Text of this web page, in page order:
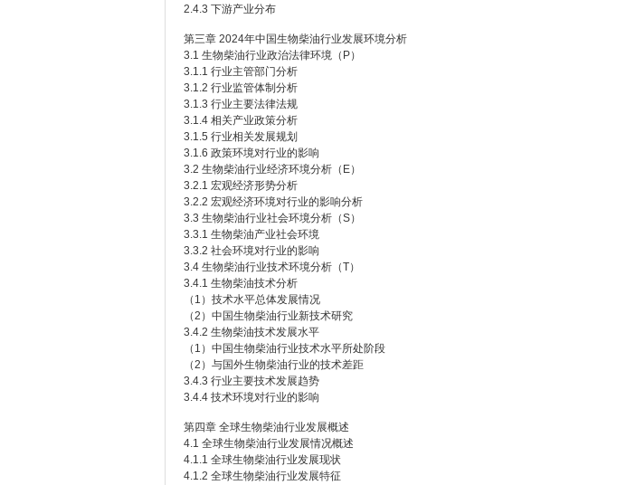
2.4.3 下游产业分布
第三章 2024年中国生物柴油行业发展环境分析
3.1 生物柴油行业政治法律环境（P）
3.1.1 行业主管部门分析
3.1.2 行业监管体制分析
3.1.3 行业主要法律法规
3.1.4 相关产业政策分析
3.1.5 行业相关发展规划
3.1.6 政策环境对行业的影响
3.2 生物柴油行业经济环境分析（E）
3.2.1 宏观经济形势分析
3.2.2 宏观经济环境对行业的影响分析
3.3 生物柴油行业社会环境分析（S）
3.3.1 生物柴油产业社会环境
3.3.2 社会环境对行业的影响
3.4 生物柴油行业技术环境分析（T）
3.4.1 生物柴油技术分析
（1）技术水平总体发展情况
（2）中国生物柴油行业新技术研究
3.4.2 生物柴油技术发展水平
（1）中国生物柴油行业技术水平所处阶段
（2）与国外生物柴油行业的技术差距
3.4.3 行业主要技术发展趋势
3.4.4 技术环境对行业的影响
第四章 全球生物柴油行业发展概述
4.1 全球生物柴油行业发展情况概述
4.1.1 全球生物柴油行业发展现状
4.1.2 全球生物柴油行业发展特征